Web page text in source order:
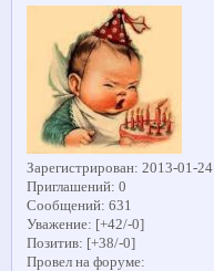
Зарегистрирован: 2013-01-24
Приглашений: 0
Сообщений: 631
Уважение: [+42/-0]
Позитив: [+38/-0]
Провел на форуме: